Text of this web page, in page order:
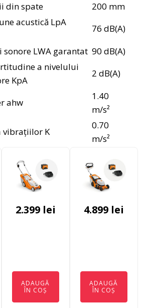
din spate
200 mm
acustică LpA
76 dB(A)
LWA garantat 90 dB(A)
a nivelului
KpA
2 dB(A)
ahw
1.40
m/s²
vibrațiilor K
0.70
m/s²
2.399 lei
ADAUGĂ
ÎN COȘ
4.899 lei
ADAUGĂ
ÎN COȘ